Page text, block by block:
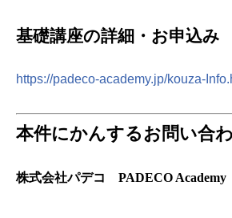
基礎講座の詳細・お申込み
https://padeco-academy.jp/kouza-
本件にかんするお問い合
株式会社パデコ PADECO Academy